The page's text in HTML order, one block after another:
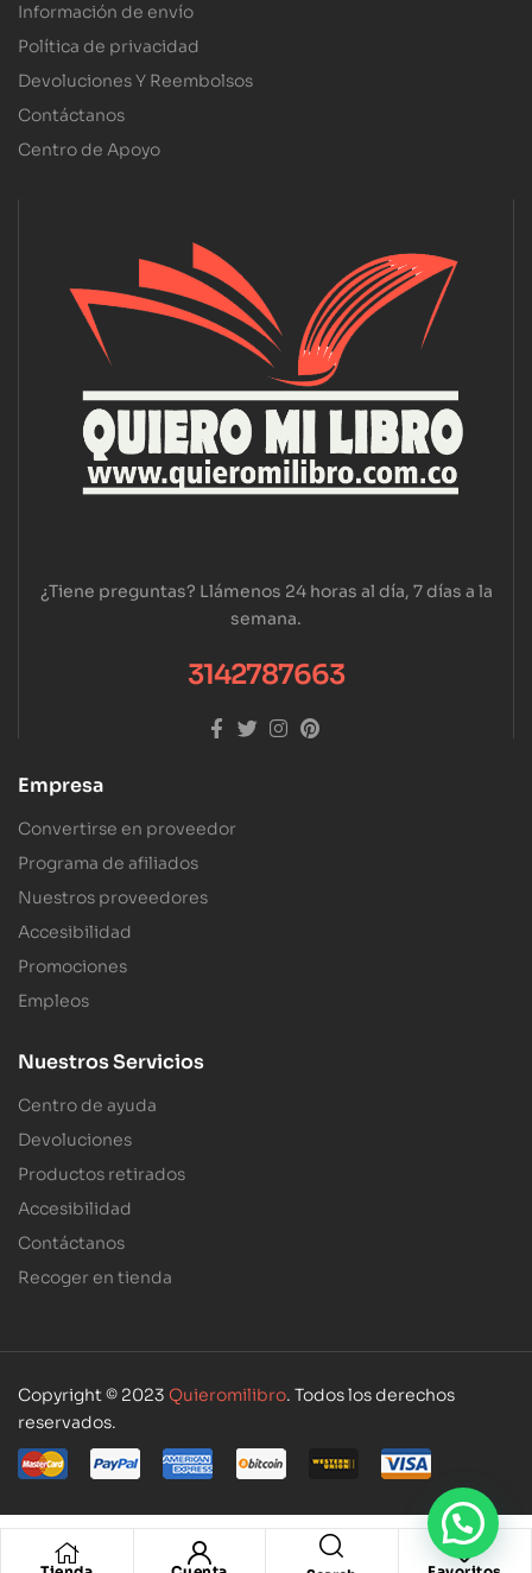
Información de envío
Política de privacidad
Devoluciones Y Reembolsos
Contáctanos
Centro de Apoyo
¿Tiene preguntas? Llámenos 24 horas al día, 7 días a la
semana.
3142787663
Empresa
Convertirse en proveedor
Programa de afiliados
Nuestros proveedores
Accesibilidad
Promociones
Empleos
Nuestros Servicios
Centro de ayuda
Devoluciones
Productos retirados
Accesibilidad
Contáctanos
Recoger en tienda
Copyright © 2023 Quieromilibro. Todos los derechos
reservados.